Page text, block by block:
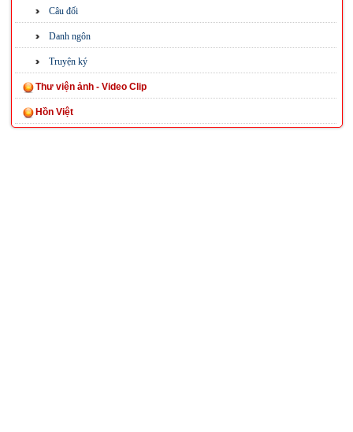
Câu đối
Danh ngôn
Truyện ký
Thư viện ảnh - Video Clip
Hồn Việt